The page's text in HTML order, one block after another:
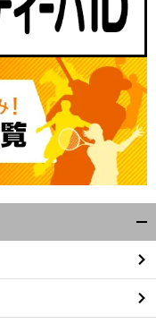
閉
る